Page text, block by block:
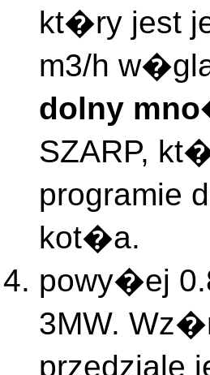
kt�ry jest
m3/h
dolny
SZARP,
programie
kot�a.
powy�ej
3MW.
przedziale